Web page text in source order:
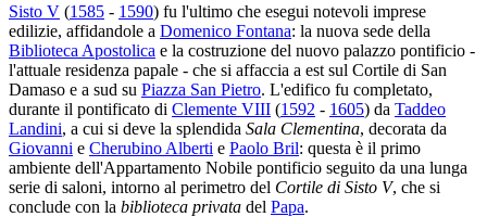
Sisto V (1585 - 1590) fu l'ultimo che esegui notevoli imprese
edilizie, affidandole a Domenico Fontana: la nuova sede della
Biblioteca Apostolica e la costruzione del nuovo palazzo pontificio -
l'attuale residenza papale - che si affaccia a est sul Cortile di San
Damaso e a sud su Piazza San Pietro. L'edifico fu completato,
durante il pontificato di Clemente VIII (1592 - 1605) da Taddeo
Landini, a cui si deve la splendida Sala Clementina, decorata da
Giovanni e Cherubino Alberti e Paolo Bril: questa è il primo
ambiente dell'Appartamento Nobile pontificio seguito da una lunga
serie di saloni, intorno al perimetro del Cortile di Sisto V, che si
conclude con la biblioteca privata del Papa.